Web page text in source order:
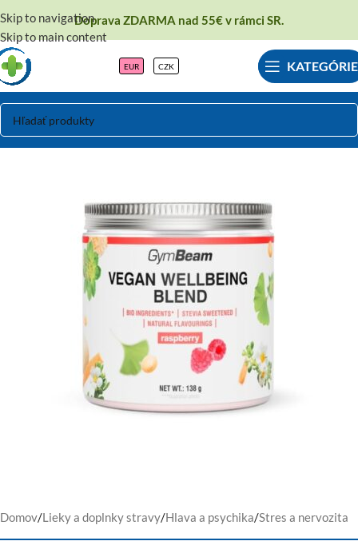
Skip to navigation
Skip to main content
Doprava ZDARMA nad 55€ v rámci SR.
EUR CZK KATEGÓRIE
Domov/Lieky a doplnky stravy/Hlava a psychika/Stres a nervozita